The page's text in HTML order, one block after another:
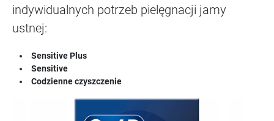
indywidualnych potrzeb pielęgnacji jamy
ustnej:
Sensitive Plus
Sensitive
Codzienne czyszczenie